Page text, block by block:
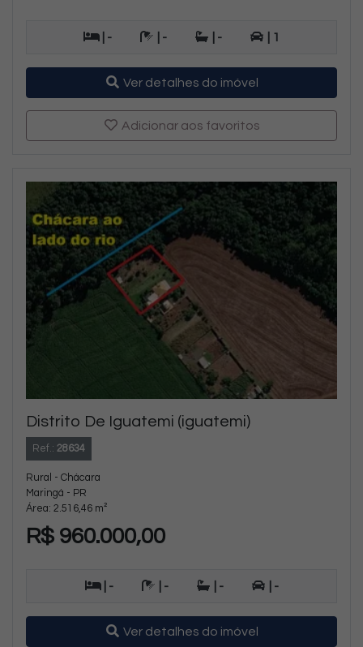
| - | - | - | 1
Ver detalhes do imóvel
Adicionar aos favoritos
Distrito De Iguatemi (iguatemi)
Ref.: 28634
Rural - Chácara
Maringá - PR
Área: 2.516,46 m²
R$ 960.000,00
| - | - | - | -
Ver detalhes do imóvel